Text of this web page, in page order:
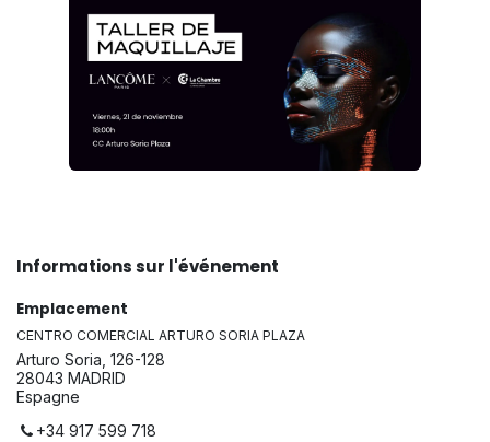
Informations sur l'événement
Emplacement
CENTRO COMERCIAL ARTURO SORIA PLAZA
Arturo Soria, 126-128
28043 MADRID
Espagne
+34 917 599 718